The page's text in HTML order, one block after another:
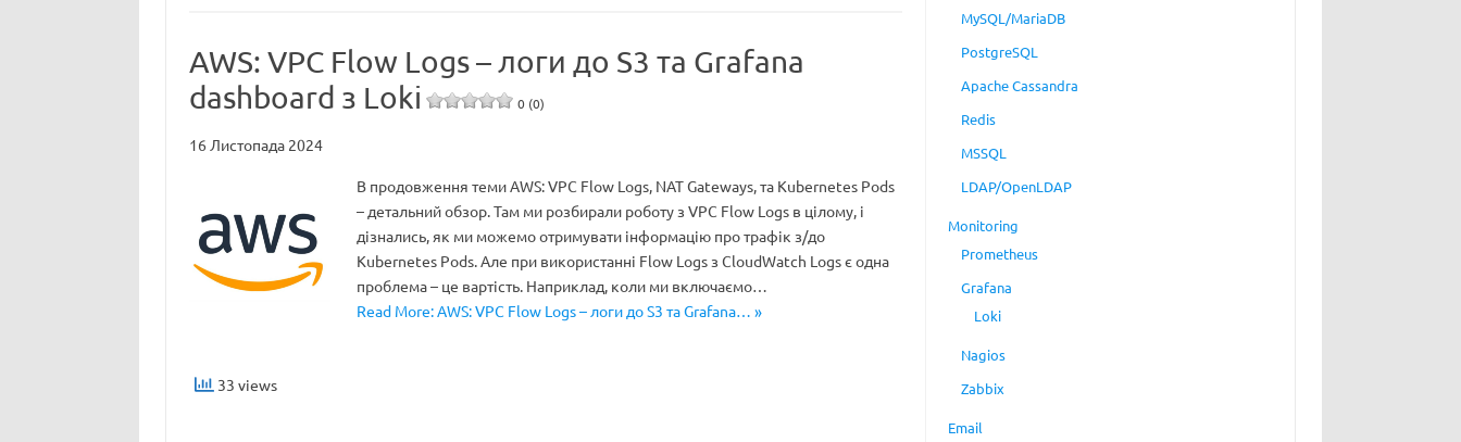
AWS: VPC Flow Logs – логи до S3 та Grafana
dashboard з Loki
0 (0)
16 Листопада 2024
В продовження теми AWS: VPC Flow Logs, NAT Gateways, та Kubernetes Pods
– детальний обзор. Там ми розбирали роботу з VPC Flow Logs в цілому, і
дізнались, як ми можемо отримувати інформацію про трафік з/до
Kubernetes Pods. Але при використанні Flow Logs з CloudWatch Logs є одна
проблема – це вартість. Наприклад, коли ми включаємо…
Read More: AWS: VPC Flow Logs – логи до S3 та Grafana… »
33 views
MySQL/MariaDB
PostgreSQL
Apache Cassandra
Redis
MSSQL
LDAP/OpenLDAP
Monitoring
Prometheus
Grafana
Loki
Nagios
Zabbix
Email